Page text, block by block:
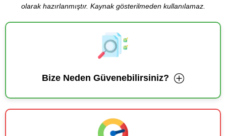
olarak hazırlanmıştır. Kaynak gösterilmeden kullanılamaz.
Bize Neden Güvenebilirsiniz?